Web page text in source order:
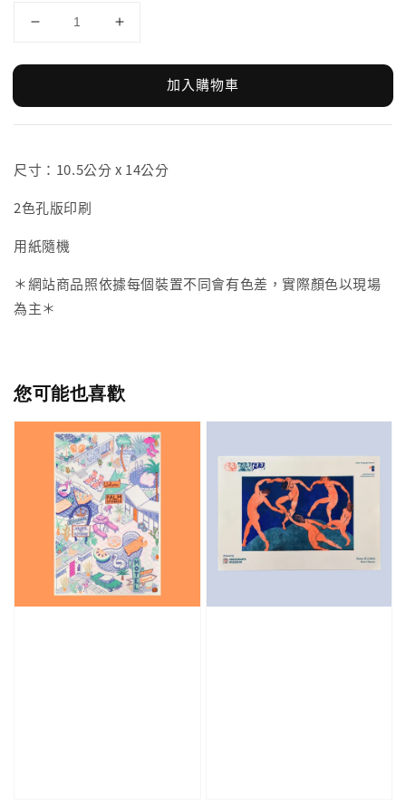
加入購物車
尺寸：10.5公分 x 14公分
2色孔版印刷
用紙隨機
＊網站商品照依據每個裝置不同會有色差，實際顏色以現場
為主＊
您可能也喜歡